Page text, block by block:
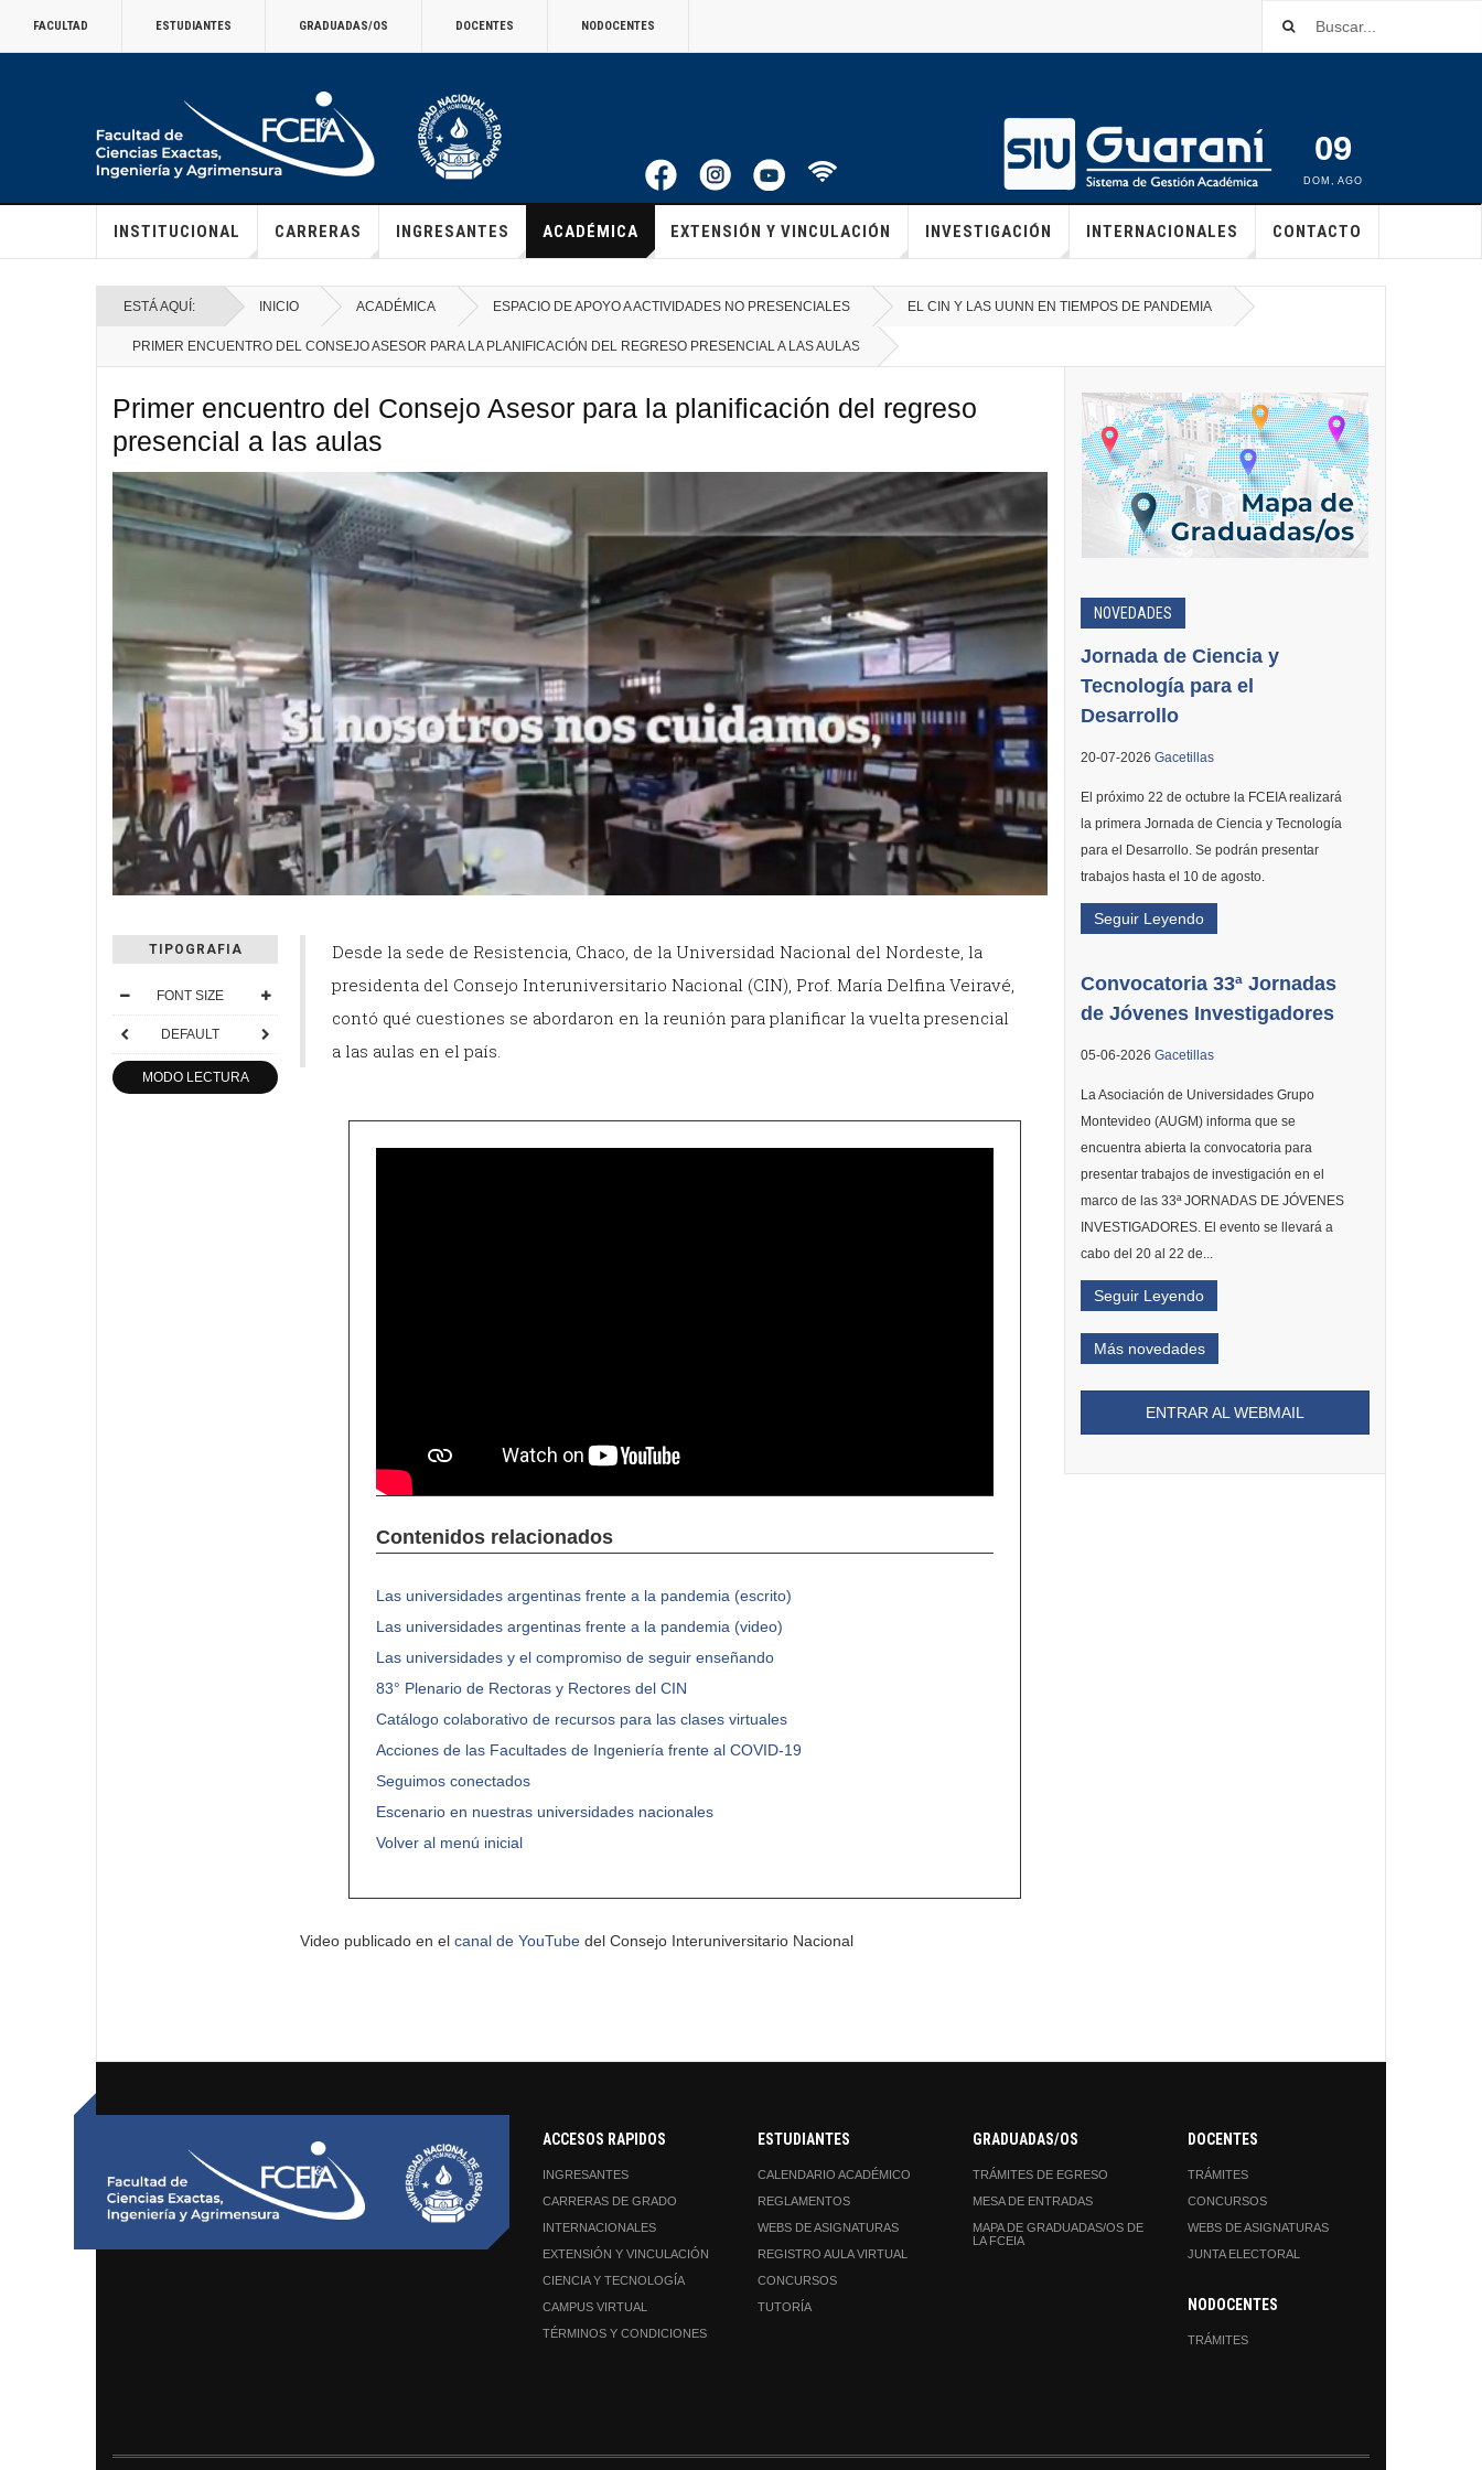
FACULTAD ESTUDIANTES GRADUADAS/OS DOCENTES NODOCENTES
09
DOM , AGO
INSTITUCIONAL CARRERAS INGRESANTES ACADÉMICA EXTENSIÓN Y VINCULACIÓN INVESTIGACIÓN INTERNACIONALES CONTACTO
ESTÁ AQUÍ: INICIO ACADÉMICA ESPACIO DE APOYO A ACTIVIDADES NO PRESENCIALES EL CIN Y LAS UUNN EN TIEMPOS DE PANDEMIA
PRIMER ENCUENTRO DEL CONSEJO ASESOR PARA LA PLANIFICACIÓN DEL REGRESO PRESENCIAL A LAS AULAS
Primer encuentro del Consejo Asesor para la planificación del regreso
presencial a las aulas
TIPOGRAFIA
FONT SIZE
DEFAULT
MODO LECTURA
Desde la sede de Resistencia, Chaco, de la Universidad Nacional del Nordeste, la
presidenta del Consejo Interuniversitario Nacional (CIN), Prof. María Delfina Veiravé,
contó qué cuestiones se abordaron en la reunión para planificar la vuelta presencial
a las aulas en el país.
Contenidos relacionados
Las universidades argentinas frente a la pandemia (escrito)
Las universidades argentinas frente a la pandemia (video)
Las universidades y el compromiso de seguir enseñando
83° Plenario de Rectoras y Rectores del CIN
Catálogo colaborativo de recursos para las clases virtuales
Acciones de las Facultades de Ingeniería frente al COVID-19
Seguimos conectados
Escenario en nuestras universidades nacionales
Volver al menú inicial
Video publicado en el canal de YouTube del Consejo Interuniversitario Nacional
NOVEDADES
Jornada de Ciencia y
Tecnología para el
Desarrollo
20-07-2026 Gacetillas
El próximo 22 de octubre la FCEIA realizará
la primera Jornada de Ciencia y Tecnología
para el Desarrollo. Se podrán presentar
trabajos hasta el 10 de agosto.
Seguir Leyendo
Convocatoria 33ª Jornadas
de Jóvenes Investigadores
05-06-2026 Gacetillas
La Asociación de Universidades Grupo
Montevideo (AUGM) informa que se
encuentra abierta la convocatoria para
presentar trabajos de investigación en el
marco de las 33ª JORNADAS DE JÓVENES
INVESTIGADORES. El evento se llevará a
cabo del 20 al 22 de...
Seguir Leyendo
Más novedades
ENTRAR AL WEBMAIL
ACCESOS RAPIDOS
INGRESANTES
CARRERAS DE GRADO
INTERNACIONALES
EXTENSIÓN Y VINCULACIÓN
CIENCIA Y TECNOLOGÍA
CAMPUS VIRTUAL
TÉRMINOS Y CONDICIONES
ESTUDIANTES
CALENDARIO ACADÉMICO
REGLAMENTOS
WEBS DE ASIGNATURAS
REGISTRO AULA VIRTUAL
CONCURSOS
TUTORÍA
GRADUADAS/OS
TRÁMITES DE EGRESO
MESA DE ENTRADAS
MAPA DE GRADUADAS/OS DE
LA FCEIA
DOCENTES
TRÁMITES
CONCURSOS
WEBS DE ASIGNATURAS
JUNTA ELECTORAL
NODOCENTES
TRÁMITES